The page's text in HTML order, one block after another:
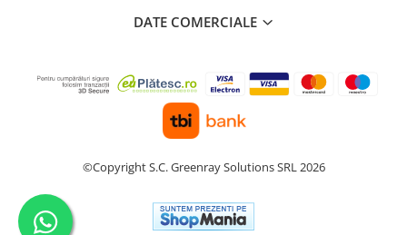
DATE COMERCIALE
©Copyright S.C. Greenray Solutions SRL 2026